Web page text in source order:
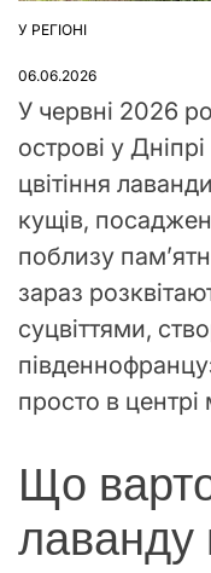
ОПУБЛІКУВАТИ
У РЕГІОНІ
06.06.2026
У червні 2026
острові у
цвітіння
кущів,
поблизу
зараз
суцвіттями,
просто в центрі
Що
лаванду